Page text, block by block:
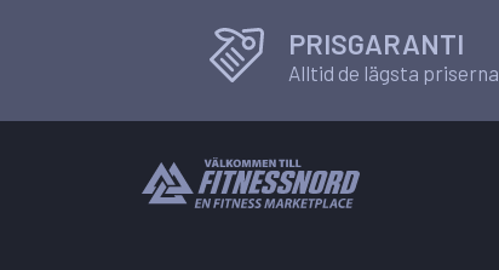
PRISGARANTI
Alltid de lägsta priserna